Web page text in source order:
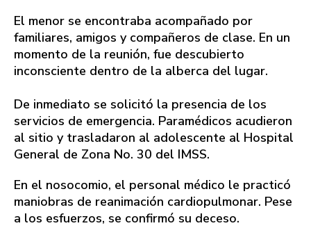
El menor se encontraba acompañado por
familiares, amigos y compañeros de clase. En un
momento de la reunión, fue descubierto
inconsciente dentro de la alberca del lugar.
De inmediato se solicitó la presencia de los
servicios de emergencia. Paramédicos acudieron
al sitio y trasladaron al adolescente al Hospital
General de Zona No. 30 del IMSS.
En el nosocomio, el personal médico le practicó
maniobras de reanimación cardiopulmonar. Pese
a los esfuerzos, se confirmó su deceso.